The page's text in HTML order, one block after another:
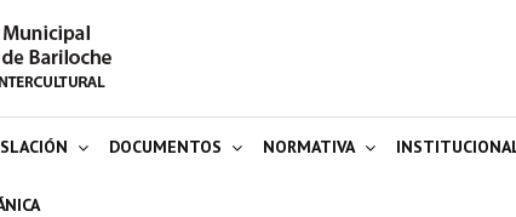
DOCUMENTOS NORMATIVA